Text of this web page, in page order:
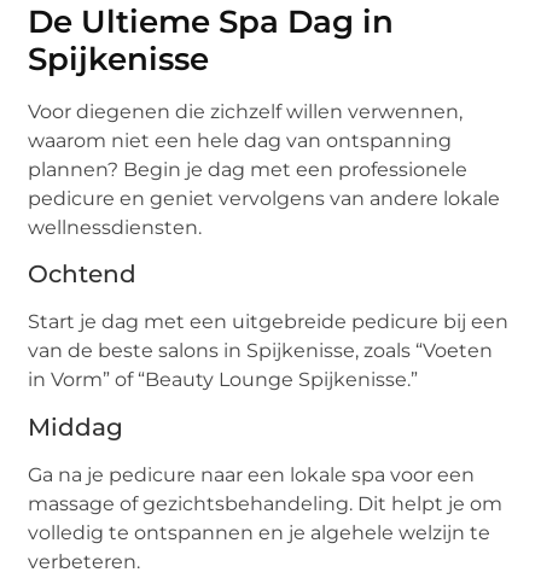
De Ultieme Spa Dag in
Spijkenisse
Voor diegenen die zichzelf willen verwennen,
waarom niet een hele dag van ontspanning
plannen? Begin je dag met een professionele
pedicure en geniet vervolgens van andere lokale
wellnessdiensten.
Ochtend
Start je dag met een uitgebreide pedicure bij een
van de beste salons in Spijkenisse, zoals “Voeten
in Vorm” of “Beauty Lounge Spijkenisse.”
Middag
Ga na je pedicure naar een lokale spa voor een
massage of gezichtsbehandeling. Dit helpt je om
volledig te ontspannen en je algehele welzijn te
verbeteren.